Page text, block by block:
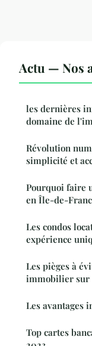
Actu — Nos
les dernières
domaine de
Révolution
simplicité et
Pourquoi faire
en Île-de-
Les condos
expérience
Les pièges à
immobilier sur
Les avantages
Top cartes